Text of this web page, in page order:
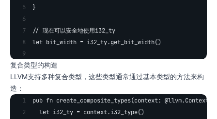
}
// 现在可以安全地使用i32_ty
let bit_width = i32_ty.get_bit_width()
复合类型的构造
LLVM支持多种复合类型，这些类型通常通过基本类型的方法来构
造：
pub fn create_composite_types(context:
  let i32_ty = context.i32_type()